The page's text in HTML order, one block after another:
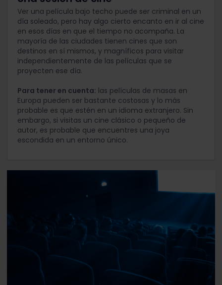
Ver una película bajo techo puede ser criminal en un
día soleado, pero hay algo cierto encanto en ir al cine
en esos días en que el tiempo no acompaña. La
mayoría de las ciudades tienen cines que son
destinos en sí mismos, y magníficos para visitar
independientemente de las películas que se
proyecten ese día.
Para tener en cuenta: las películas de masas en
Europa pueden ser bastante costosas y lo más
probable es que estén en un idioma extranjero. Sin
embargo, si visitas un cine clásico o pequeño de
autor, es probable que encuentres una joya
escondida en un entorno único.